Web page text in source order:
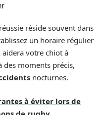
réussie réside souvent dans
un horaire régulier
aidera votre chiot à
des moments précis,
nocturnes.
à éviter lors de